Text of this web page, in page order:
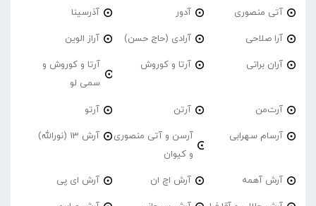
آتی منصوری آدور آذرسینا
آرا صلاحی آرادی (حاج حسن) آراز الوین
آران براتی آرتا و کوروش
آرتا و کوروش و
سمی لو
آرت‌من آرتن آرتو
آرسام سهرابی
آرسن و آتی منصوری
و کیوان
آرش 13 (نورالله)
آرش آهمه آرش اچ ان آرش ای پی